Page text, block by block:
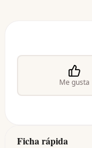
Me gusta
Ficha rápida